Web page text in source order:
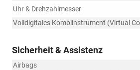
Uhr & Drehzahlmesser
Volldigitales Kombiinstrument (Virtual
Sicherheit & Assistenz
Airbags